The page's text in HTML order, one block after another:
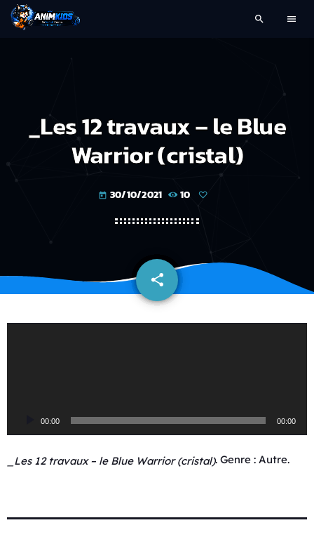
search menu
_Les 12 travaux – le Blue
Warrior (cristal)
today 30/10/2021 10
share
email
00:00 00:00
_Les 12 travaux – le Blue Warrior (cristal). Genre : Autre.